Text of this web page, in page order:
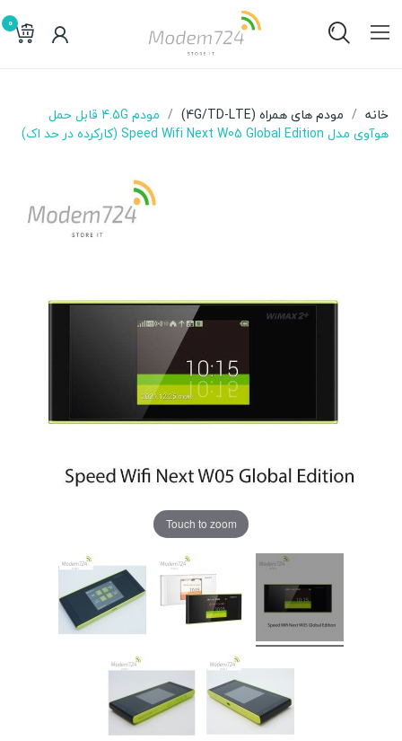
0
خانه مودم های همراه (4G/TD-LTE)
مودم 4.5G قابل حمل
هوآوی مدل Speed Wifi Next W05 Global Edition (کارکرده در حد اک)
Touch to zoom